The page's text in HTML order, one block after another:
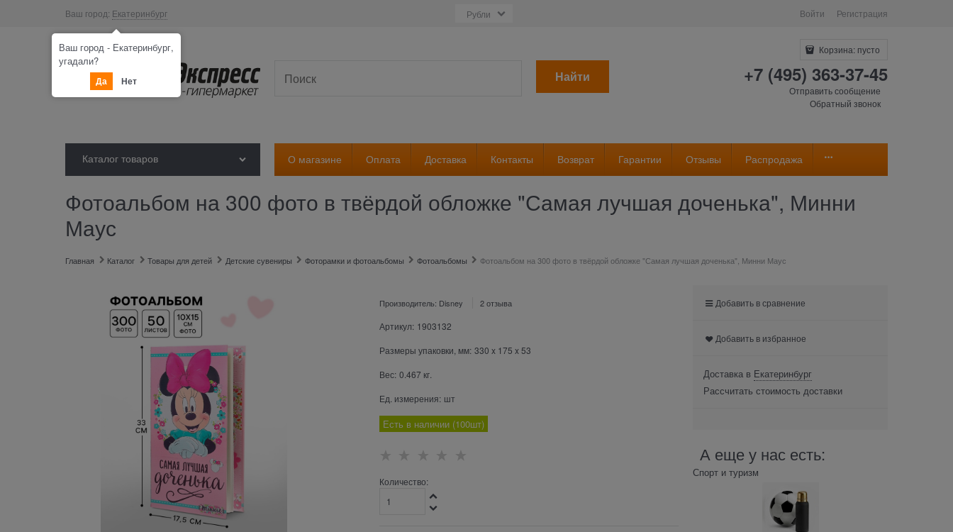
Ваш город: Екатеринбург Войти Регистрация
Найти
Корзина: пусто
+7 (495) 363-37-45
Отправить сообщение
Обратный звонок
Каталог товаров О магазине Оплата Доставка Контакты Возврат Гарантии Отзывы Распродажа
Фотоальбом на 300 фото в твёрдой обложке "Самая лучшая доченька", Минни
Маус
Главная Каталог Товары для детей Детские сувениры Фоторамки и фотоальбомы Фотоальбомы Фотоальбом на 300 фото в твёрдой обложке "Самая лучшая доченька", Минни Маус
Производитель: Disney 2 отзыва
Артикул: 1903132
Размеры упаковки, мм: 330 x 175 x53
Вес: 0.467 кг.
Ед. измерения: шт
Есть в наличии (100шт)
Количество:
Добавить в сравнение
Добавить в избранное
Доставка в Екатеринбург
Рассчитать стоимость доставки
А еще у нас есть:
Спорт и туризм
Ваш город - Екатеринбург,
угадали?
Да Нет